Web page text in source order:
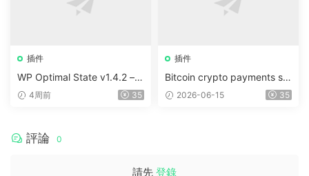
插件
WP Optimal State v1.4.2 –
WordPress 優化、清理和安
4周前 35
插件
Bitcoin crypto payments su
pport for CryptoPay v1.4.3
2026-06-15 35
評論 0
請先 登錄